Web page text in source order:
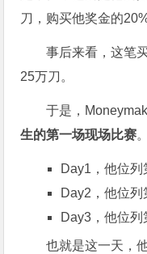
刀，购买他奖金的
事后来看，这笔
25万刀。
于是，
生的第一场现场比赛。
Day1，他位列
Day2，他位列
Day3，他位列
也就是这一天，